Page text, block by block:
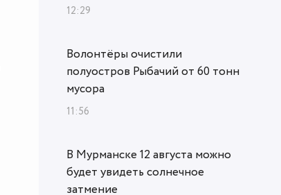
12:29
Волонтёры очистили
полуостров Рыбачий от 60 тонн
мусора
11:56
В Мурманске 12 августа можно
будет увидеть солнечное
затмение